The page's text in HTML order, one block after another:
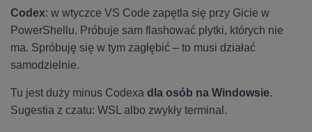
Codex: w wtyczce VS Code zapętla się przy Gicie w
PowerShellu. Próbuje sam flashować płytki, których nie
ma. Spróbuję się w tym zagłębić – to musi działać
samodzielnie.
Tu jest duży minus Codexa dla osób na Windowsie.
Sugestia z czatu: WSL albo zwykły terminal.